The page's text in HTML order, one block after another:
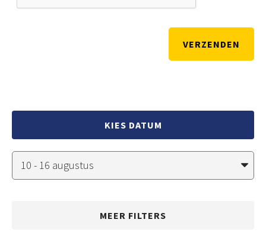
KIES DATUM
MEER FILTERS